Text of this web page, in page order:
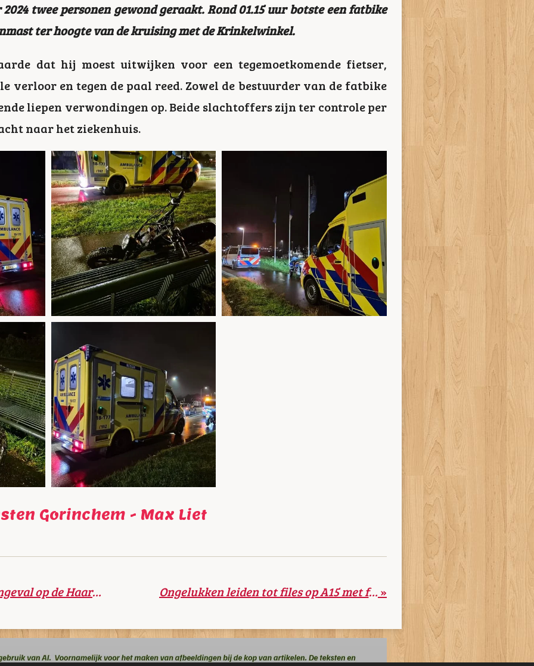
twee personen gewond geraakt. Rond 01.15 uur botste een fatbike
ter hoogte van de kruising met de Krinkelwinkel.
dat hij moest uitwijken voor een tegemoetkomende fietser,
verloor en tegen de paal reed. Zowel de bestuurder van de fatbike
liepen verwondingen op. Beide slachtoffers zijn ter controle per
naar het ziekenhuis.
Gorinchem - Max Liet
Fietser gewond bij ongeval op de Haarweg in Gorinchem Ongelukken leiden tot files op A15 met forse vertragingen »